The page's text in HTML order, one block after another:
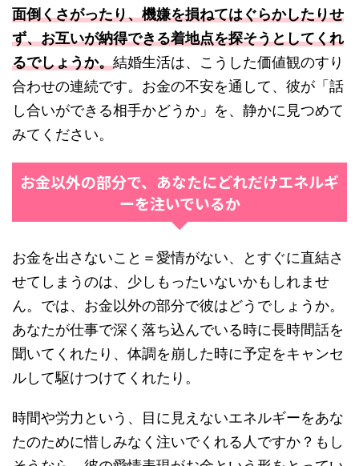
面倒くさがったり、機嫌を損ねてはぐらかしたりせ
ず、お互いが納得できる着地点を探そうとしてくれ
るでしょうか。結婚生活は、こうした価値観のすり
合わせの連続です。お金の不安を通して、彼が「話
し合いができる相手かどうか」を、静かに見つめて
みてください。
お金以外の部分で、あなたにどれだけエネルギ
ーを注いでいるか
お金を出さないこと＝愛情がない、とすぐに直結さ
せてしまうのは、少しもったいないかもしれませ
ん。では、お金以外の部分で彼はどうでしょうか。
あなたが仕事で深く落ち込んでいる時に長時間話を
聞いてくれたり、体調を崩した時に予定をキャンセ
ルして駆けつけてくれたり。
時間や労力という、目に見えないエネルギーをあな
たのために惜しみなく注いでくれる人ですか？もし